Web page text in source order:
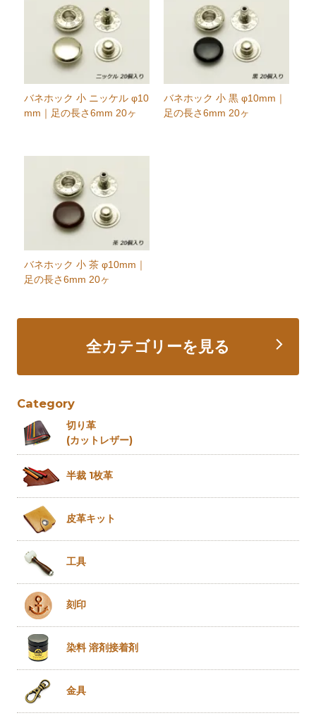
バネホック 小 ニッケル φ10
mm｜足の長さ6mm 20ヶ
バネホック 小 黒 φ10mm｜
足の長さ6mm 20ヶ
バネホック 小 茶 φ10mm｜
足の長さ6mm 20ヶ
全カテゴリーを見る
Category
切り革
(カットレザー)
半裁 1枚革
皮革キット
工具
刻印
染料 溶剤接着剤
金具